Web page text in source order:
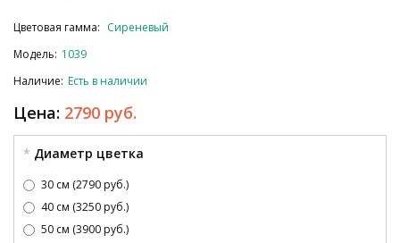
Цветовая гамма: Сиреневый
Модель: 1039
Наличие: Есть в наличии
Цена: 2790 руб.
Диаметр цветка
30 см (2790 руб.)
40 см (3250 руб.)
50 см (3900 руб.)